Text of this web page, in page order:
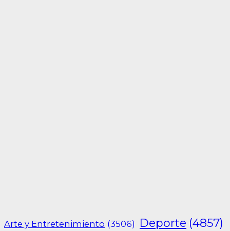
Arte y Entretenimiento (3506) Deporte (4857)